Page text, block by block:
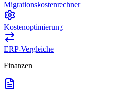
Migrationskostenrechner
Kostenoptimierung
ERP-Vergleiche
Finanzen